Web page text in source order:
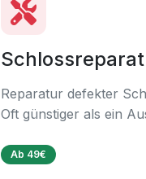
Reparatur defekter
Oft günstiger als ein
Ab 49€